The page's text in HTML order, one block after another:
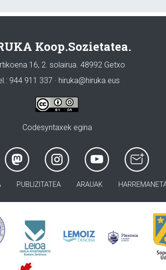
Koop.Sozietatea.
16, 2. solairua. 48992 Getxo
944 911 337 · hiruka@hiruka.eus
Codesyntaxek egina
PUBLIZITATEA ARAUAK